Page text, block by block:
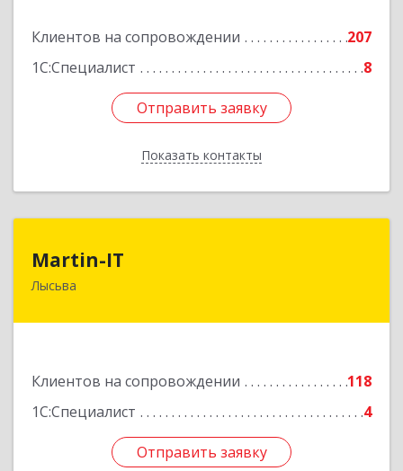
Клиентов на сопровождении
207
1С:Специалист
8
Отправить заявку
Показать контакты
Отправить заявку
Назад
Martin-IT
Лысьва
Клиентов на сопровождении
118
1С:Специалист
4
Отправить заявку
618900, Пермский край, Лысьва г, Смышляева
Отправить заявку